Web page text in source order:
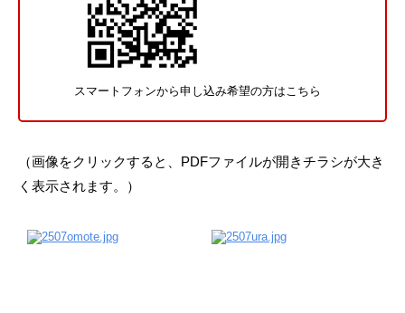
スマートフォンから申し込み希望の方はこちら
（画像をクリックすると、PDFファイルが開きチラシが大き
く表示されます。）